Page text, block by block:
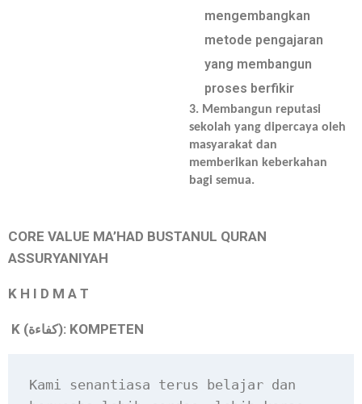
mengembangkan
metode pengajaran
yang membangun
proses berfikir
3. Membangun reputasi
sekolah yang dipercaya oleh
masyarakat dan
memberikan keberkahan
bagi semua.
CORE VALUE MA’HAD BUSTANUL QURAN
ASSURYANIYAH
K H I D M A T
K (كفاءة): KOMPETEN
Kami senantiasa terus belajar dan